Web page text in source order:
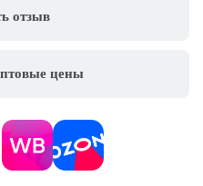
отзыв
цены